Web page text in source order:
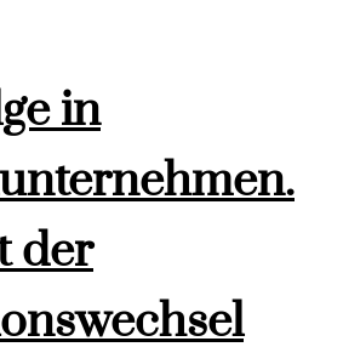
in
der